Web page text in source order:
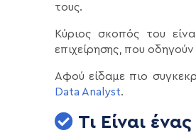
τους.
Κύριος σκοπός του
επιχείρησης, που
Αφού είδαμε πιο
Data Analyst.
Τι Είναι